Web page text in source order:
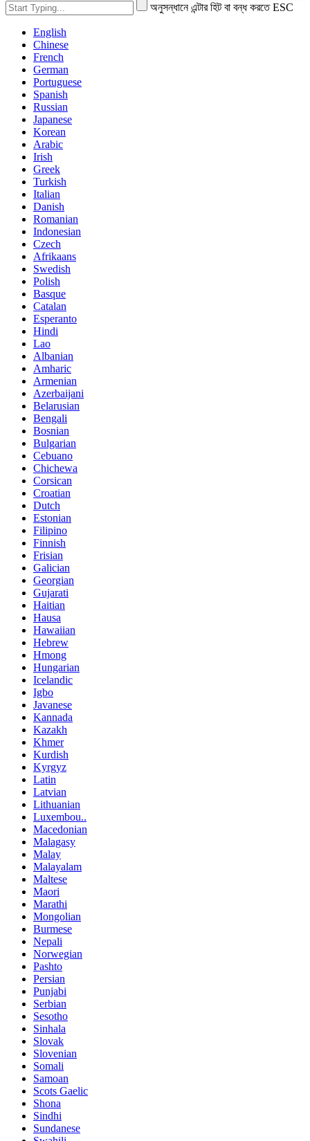
অনুসন্ধানে এন্টার হিট বা বন্ধ করতে ESC
English
Chinese
French
German
Portuguese
Spanish
Russian
Japanese
Korean
Arabic
Irish
Greek
Turkish
Italian
Danish
Romanian
Indonesian
Czech
Afrikaans
Swedish
Polish
Basque
Catalan
Esperanto
Hindi
Lao
Albanian
Amharic
Armenian
Azerbaijani
Belarusian
Bengali
Bosnian
Bulgarian
Cebuano
Chichewa
Corsican
Croatian
Dutch
Estonian
Filipino
Finnish
Frisian
Galician
Georgian
Gujarati
Haitian
Hausa
Hawaiian
Hebrew
Hmong
Hungarian
Icelandic
Igbo
Javanese
Kannada
Kazakh
Khmer
Kurdish
Kyrgyz
Latin
Latvian
Lithuanian
Luxembou..
Macedonian
Malagasy
Malay
Malayalam
Maltese
Maori
Marathi
Mongolian
Burmese
Nepali
Norwegian
Pashto
Persian
Punjabi
Serbian
Sesotho
Sinhala
Slovak
Slovenian
Somali
Samoan
Scots Gaelic
Shona
Sindhi
Sundanese